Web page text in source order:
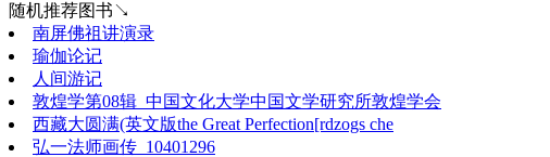
随机推荐图书↘
南屏佛祖讲演录
瑜伽论记
人间游记
敦煌学第08辑_中国文化大学中国文学研究所敦煌学会
西藏大圆满(英文版the Great Perfection[rdzogs che
弘一法师画传_10401296